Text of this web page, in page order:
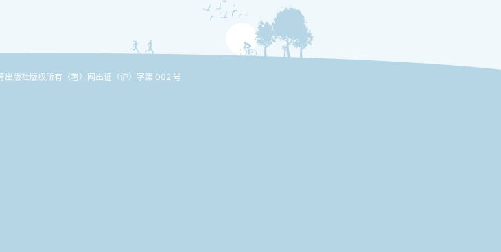
版社版权所有 （署）网出证（沪）字第 002 号